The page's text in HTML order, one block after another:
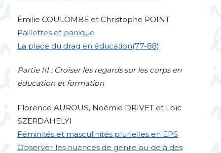
Émilie COULOMBE et Christophe POINT
Paillettes et panique
La place du drag en éducation(77-88)
Partie III: Croiser les regards sur les corps en
éducation et formation
Florence AUROUS, Noémie DRIVET et Loïc
SZERDAHELYI
Féminités et masculinités plurielles en EPS
Observer les nuances de genre au-delà des